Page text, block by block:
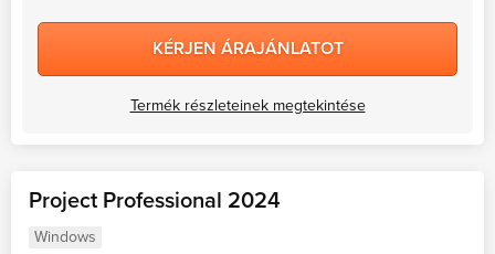
KÉRJEN ÁRAJÁNLATOT
Termék részleteinek megtekintése
Project Professional 2024
Windows